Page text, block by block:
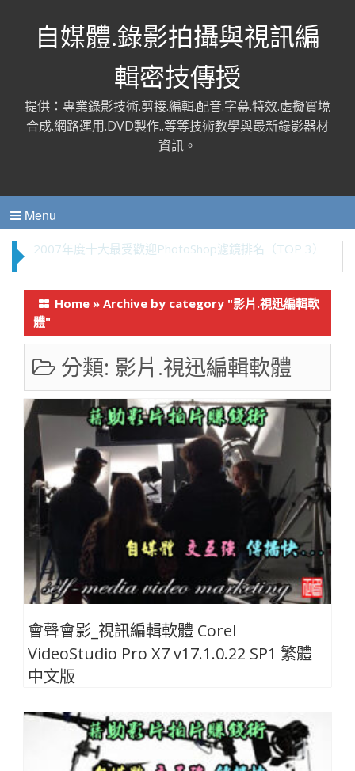
自媒體.錄影拍攝與視訊編
輯密技傳授
提供：專業錄影技術.剪接.編輯.配音.字幕.特效.虛擬實境
合成.網路運用.DVD製作..等等技術教學與最新錄影器材
資訊。
Menu
2007年度十大最受歡迎PhotoShop濾鏡排名（TOP 3）
Home » Archive by category "影片.視迅編輯軟
體"
分類: 影片.視迅編輯軟體
會聲會影_視訊編輯軟體 Corel
VideoStudio Pro X7 v17.1.0.22 SP1 繁體
中文版